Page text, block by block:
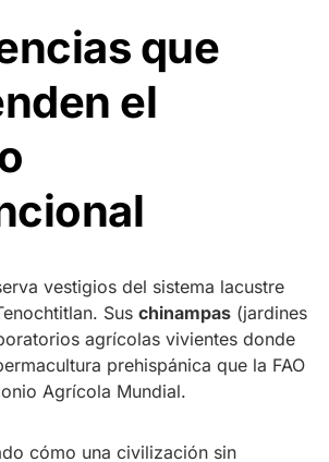
que
el
vestigios del sistema lacustre
Sus chinampas (jardines
agrícolas vivientes donde
prehispánica que la FAO
Agrícola Mundial.
cómo una civilización sin